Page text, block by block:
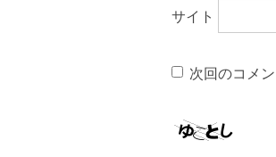
サイト
次回のコメ